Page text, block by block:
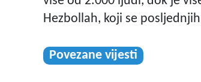
Hezbollah, koji se
Povezane vijesti